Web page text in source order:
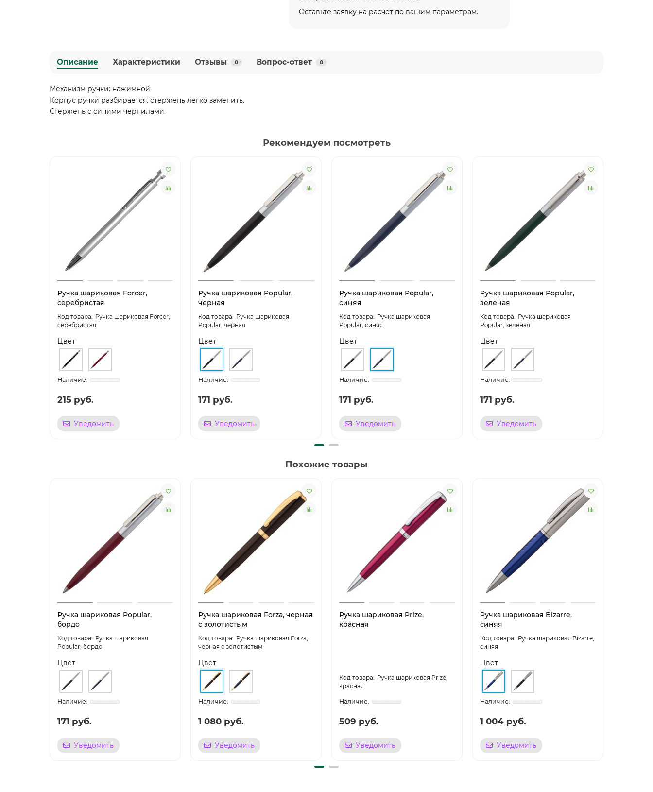
Оставьте заявку на расчет по вашим параметрам.
Описание Характеристики Отзывы 0 Вопрос-ответ 0
Механизм ручки: нажимной.
Корпус ручки разбирается, стержень легко заменить.
Стержень с синими чернилами.
Рекомендуем посмотреть
Ручка шариковая Forcer,
серебристая
Ручка шариковая Forcer,
серебристая
Цвет
215 руб.
Уведомить
Ручка шариковая Popular,
черная
Ручка шариковая
Popular, черная
Цвет
171 руб.
Уведомить
Ручка шариковая Popular,
синяя
Ручка шариковая
Popular, синяя
Цвет
171 руб.
Уведомить
Ручка шариковая Popular,
зеленая
Ручка шариковая
Popular, зеленая
Цвет
171 руб.
Уведомить
Похожие товары
Ручка шариковая Popular,
бордо
Ручка шариковая
Popular, бордо
Цвет
171 руб.
Уведомить
Ручка шариковая Forza, черная
с золотистым
Ручка шариковая Forza,
черная с золотистым
Цвет
1 080 руб.
Уведомить
Ручка шариковая Prize,
красная
Ручка шариковая Prize,
красная
509 руб.
Уведомить
Ручка шариковая Bizarre,
синяя
Ручка шариковая Bizarre,
синяя
Цвет
1 004 руб.
Уведомить